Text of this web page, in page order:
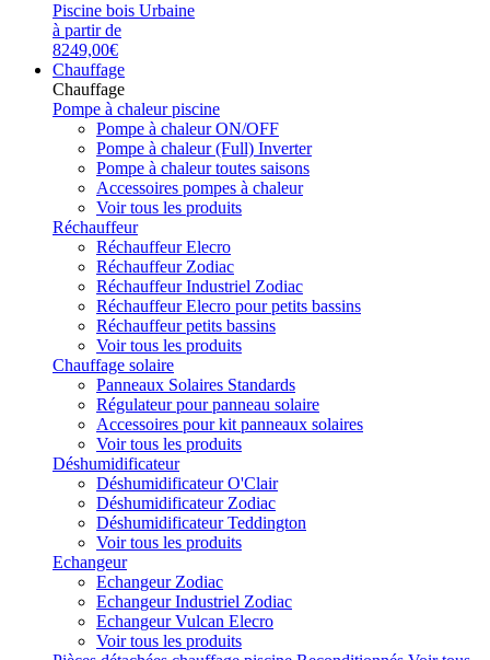
Piscine bois Urbaine
à partir de
8249,00€
Chauffage
Chauffage
Pompe à chaleur piscine
Pompe à chaleur ON/OFF
Pompe à chaleur (Full) Inverter
Pompe à chaleur toutes saisons
Accessoires pompes à chaleur
Voir tous les produits
Réchauffeur
Réchauffeur Elecro
Réchauffeur Zodiac
Réchauffeur Industriel Zodiac
Réchauffeur Elecro pour petits bassins
Réchauffeur petits bassins
Voir tous les produits
Chauffage solaire
Panneaux Solaires Standards
Régulateur pour panneau solaire
Accessoires pour kit panneaux solaires
Voir tous les produits
Déshumidificateur
Déshumidificateur O'Clair
Déshumidificateur Zodiac
Déshumidificateur Teddington
Voir tous les produits
Echangeur
Echangeur Zodiac
Echangeur Industriel Zodiac
Echangeur Vulcan Elecro
Voir tous les produits